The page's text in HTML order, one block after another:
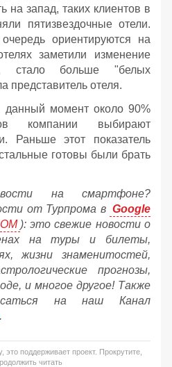
на запад, таких клиентов в
пятизвездочные отели.
ориентируются на
заметили изменение
стало больше "белых
представитель отеля.
данный момент около 90%
компании выбирают
Раньше этот показатель
готовы были брать
на смартфоне?
от Турпрома в Google
): это свежие новости о
на туры и билеты,
жизни знаменитостей,
прогнозы,
и многое другое! Также
на наш Канал
.
поддерживает проект. Прокрутите,
читать